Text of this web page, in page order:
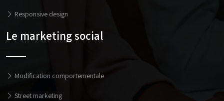
Responsive design
Le marketing social
Modification comportementale
Street marketing